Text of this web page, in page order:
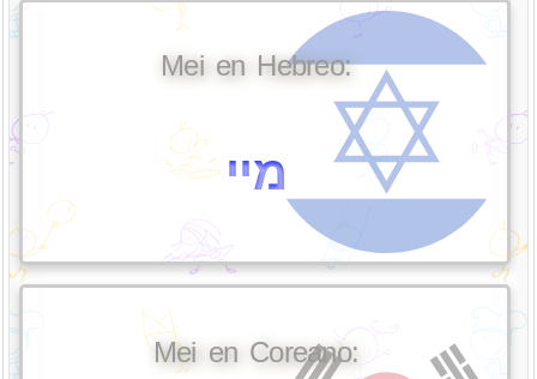
Mei en Hebreo:
מיי
Mei en Coreano: